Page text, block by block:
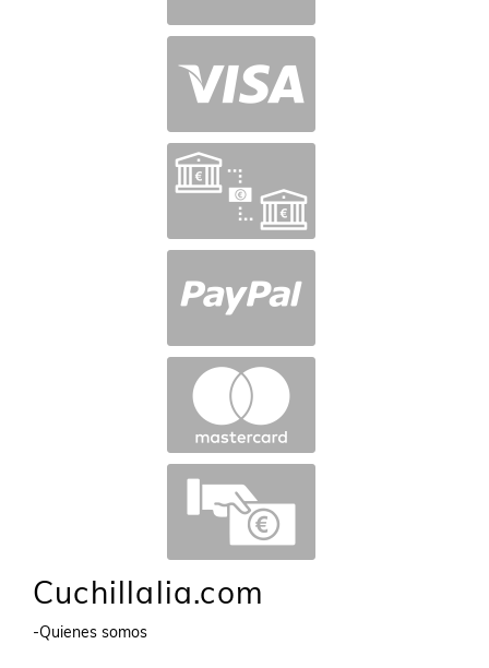
Cuchillalia.com
-Quienes somos